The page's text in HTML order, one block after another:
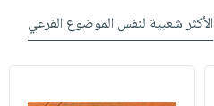
الأكثر شعبية لنفس الموضوع الفرعي